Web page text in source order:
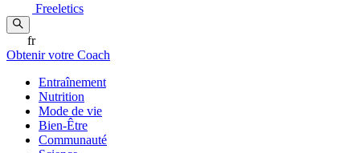
Freeletics
fr
Obtenir votre Coach
Entraînement
Nutrition
Mode de vie
Bien-Être
Communauté